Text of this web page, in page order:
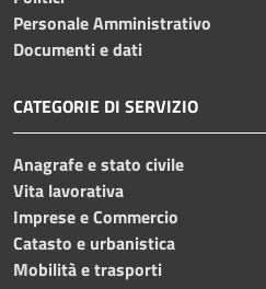
Personale Amministrativo
Documenti e dati
CATEGORIE DI SERVIZIO
Anagrafe e stato civile
Vita lavorativa
Imprese e Commercio
Catasto e urbanistica
Mobilità e trasporti